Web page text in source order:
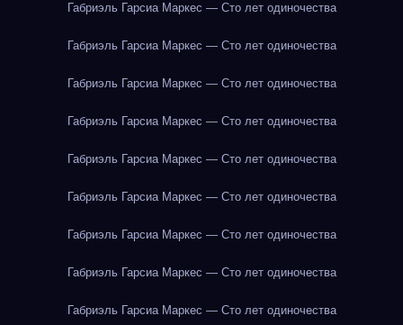
Габриэль Гарсиа Маркес — Сто лет одиночества
Габриэль Гарсиа Маркес — Сто лет одиночества
Габриэль Гарсиа Маркес — Сто лет одиночества
Габриэль Гарсиа Маркес — Сто лет одиночества
Габриэль Гарсиа Маркес — Сто лет одиночества
Габриэль Гарсиа Маркес — Сто лет одиночества
Габриэль Гарсиа Маркес — Сто лет одиночества
Габриэль Гарсиа Маркес — Сто лет одиночества
Габриэль Гарсиа Маркес — Сто лет одиночества